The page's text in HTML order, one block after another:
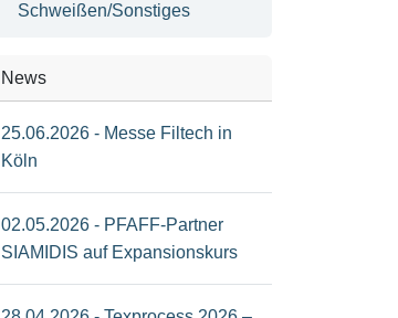
Schweißen/Sonstiges
News
25.06.2026 - Messe Filtech in
Köln
02.05.2026 - PFAFF-Partner
SIAMIDIS auf Expansionskurs